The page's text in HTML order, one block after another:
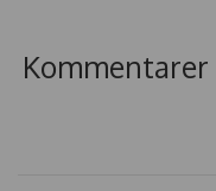
Kommentarer